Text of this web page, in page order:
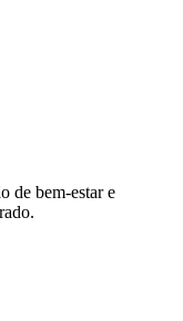
de bem-estar e